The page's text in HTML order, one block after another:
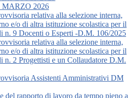
MARZO 2026
relativa alla selezione interna,
e/o di altra istituzione scolastica per il
n. 9 Docenti o Esperti -D.M. 106/2025
relativa alla selezione interna,
e/o di altra istituzione scolastica per il
n. 2 Progettisti e un Collaudatore D.M.
Assistenti Amministrativi DM
del rapporto di lavoro da tempo pieno a